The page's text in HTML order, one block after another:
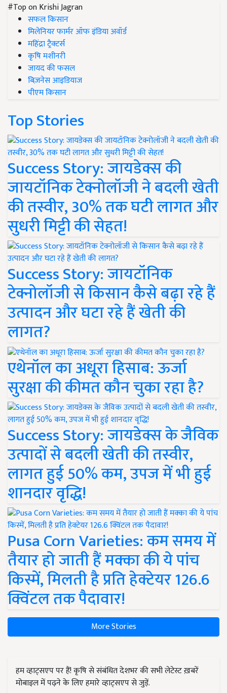
#Top on Krishi Jagran
सफल किसान
मिलेनियर फार्मर ऑफ इंडिया अवॉर्ड
महिंद्रा ट्रैक्टर्स
कृषि मशीनरी
जायद की फसल
बिज़नेस आइडियाज
पीएम किसान
Top Stories
Success Story: जायडेक्स की
जायटॉनिक टेक्नोलॉजी ने बदली खेती
की तस्वीर, 30% तक घटी लागत और
सुधरी मिट्टी की सेहत!
Success Story: जायटॉनिक
टेक्नोलॉजी से किसान कैसे बढ़ा रहे हैं
उत्पादन और घटा रहे हैं खेती की
लागत?
एथेनॉल का अधूरा हिसाब: ऊर्जा
सुरक्षा की कीमत कौन चुका रहा है?
Success Story: जायडेक्स के जैविक
उत्पादों से बदली खेती की तस्वीर,
लागत हुई 50% कम, उपज में भी हुई
शानदार वृद्धि!
Pusa Corn Varieties: कम समय में
तैयार हो जाती हैं मक्का की ये पांच
किस्में, मिलती है प्रति हेक्टेयर 126.6
क्विंटल तक पैदावार!
More Stories
हम व्हाट्सएप पर हैं! कृषि से संबंधित देशभर की सभी लेटेस्ट ख़बरें
मोबाइल में पढ़ने के लिए हमारे व्हाट्सएप से जुड़ें.